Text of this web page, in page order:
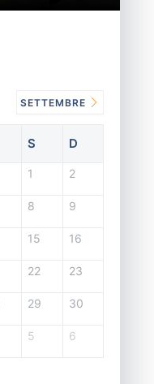
SETTEMBRE
S D
1 2
8 9
15 16
22 23
29 30
5 6